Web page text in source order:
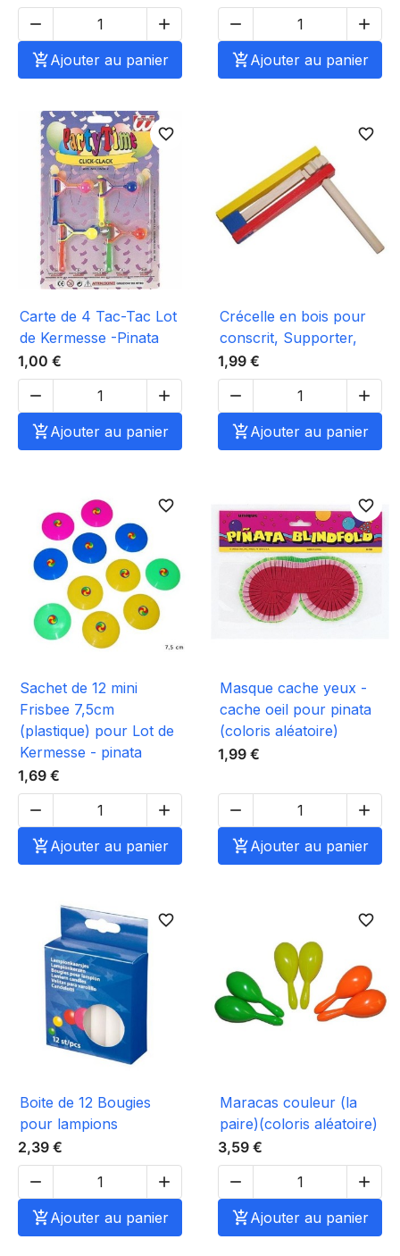


Ajouter au panier


Ajouter au panier
favorite_border
Carte de 4 Tac-Tac Lot
de Kermesse -Pinata
1,00 €


Ajouter au panier
favorite_border
Crécelle en bois pour
conscrit, Supporter,
1,99 €


Ajouter au panier
favorite_border
Sachet de 12 mini
Frisbee 7,5cm
(plastique) pour Lot de
Kermesse - pinata
1,69 €


Ajouter au panier
favorite_border
Masque cache yeux -
cache oeil pour pinata
(coloris aléatoire)
1,99 €


Ajouter au panier
favorite_border
Boite de 12 Bougies
pour lampions
2,39 €


Ajouter au panier
favorite_border
Maracas couleur (la
paire)(coloris aléatoire)
3,59 €


Ajouter au panier